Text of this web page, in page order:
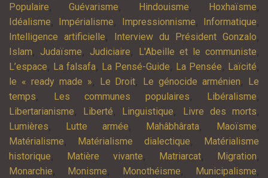
Populaire,Guévarisme, Hindouisme, Hoxhaïsme,
Idéalisme, Impérialisme, Impressionnisme, Informatique,
Intelligence artificielle, Interview du Président Gonzalo,
Islam, Judaïsme, Judiciaire, L'Abeille et le communiste,
L’espace, La falsafa, La Pensé-Guide, La Pensée, Laïcité,
le « ready made », Le Droit, Le génocide arménien,
Le
temps, Les communes populaires, Libéralisme,
Libertarianisme, Liberté, Linguistique, Livre des morts,
Lumières, Lutte armée, Mahâbhârata, Maoïsme,
Matérialisme, Matérialisme dialectique,
Matérialisme
historique, Matière vivante, Matriarcat, Migration,
Monarchie, Monisme, Monothéisme, Municipalisme,